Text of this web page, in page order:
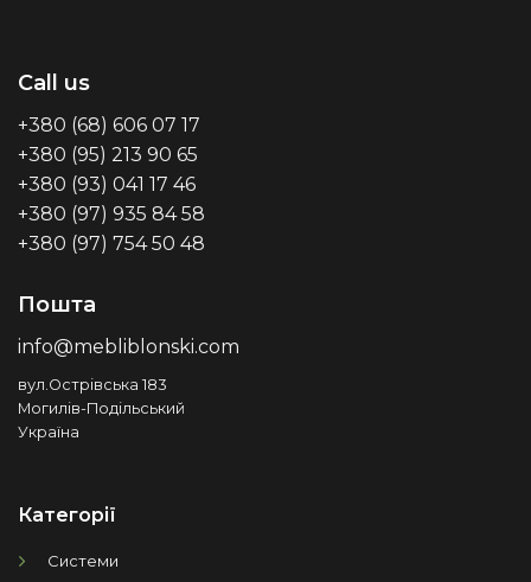
Call us
+380 (68) 606 07 17
+380 (95) 213 90 65
+380 (93) 041 17 46
+380 (97) 935 84 58
+380 (97) 754 50 48
Пошта
info@mebliblonski.com
вул.Острівська 183
Могилів-Подільський
Україна
Категорії
Системи